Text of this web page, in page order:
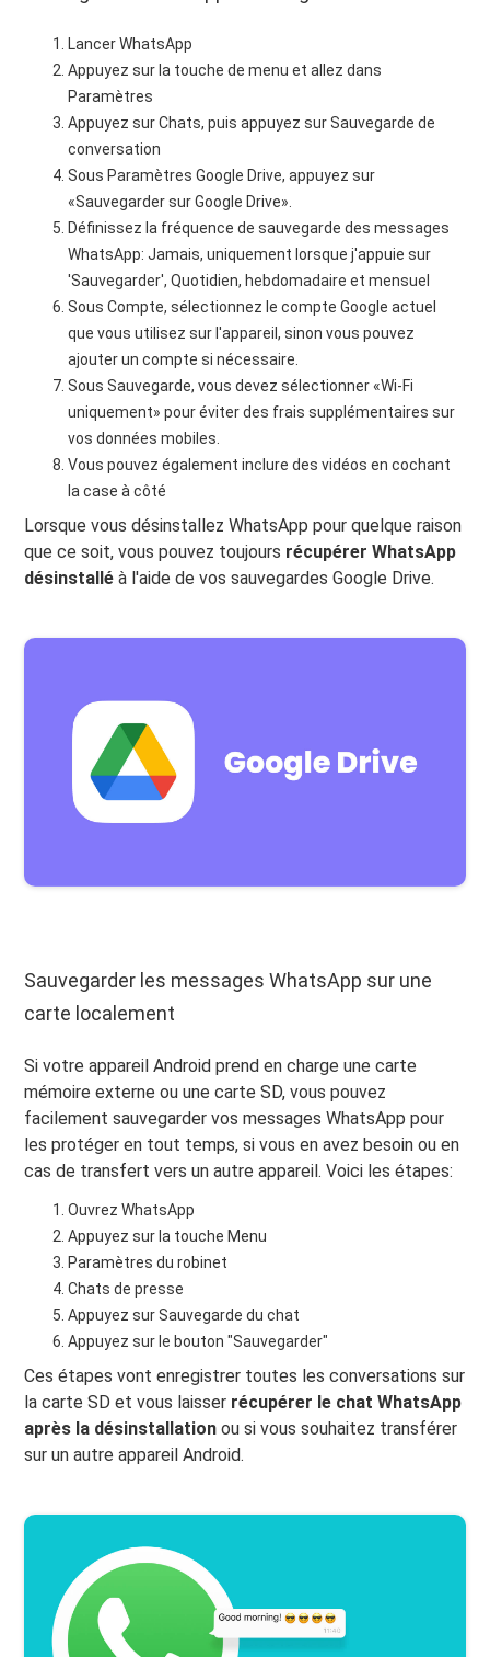
Lancer WhatsApp
Appuyez sur la touche de menu et allez dans
Paramètres
Appuyez sur Chats, puis appuyez sur Sauvegarde de
conversation
Sous Paramètres Google Drive, appuyez sur
«Sauvegarder sur Google Drive».
Définissez la fréquence de sauvegarde des messages
WhatsApp: Jamais, uniquement lorsque j'appuie sur
'Sauvegarder', Quotidien, hebdomadaire et mensuel
Sous Compte, sélectionnez le compte Google actuel
que vous utilisez sur l'appareil, sinon vous pouvez
ajouter un compte si nécessaire.
Sous Sauvegarde, vous devez sélectionner «Wi-Fi
uniquement» pour éviter des frais supplémentaires sur
vos données mobiles.
Vous pouvez également inclure des vidéos en cochant
la case à côté
Lorsque vous désinstallez WhatsApp pour quelque raison
que ce soit, vous pouvez toujours récupérer WhatsApp
désinstallé à l'aide de vos sauvegardes Google Drive.
Sauvegarder les messages WhatsApp sur une
carte localement
Si votre appareil Android prend en charge une carte
mémoire externe ou une carte SD, vous pouvez
facilement sauvegarder vos messages WhatsApp pour
les protéger en tout temps, si vous en avez besoin ou en
cas de transfert vers un autre appareil. Voici les étapes:
Ouvrez WhatsApp
Appuyez sur la touche Menu
Paramètres du robinet
Chats de presse
Appuyez sur Sauvegarde du chat
Appuyez sur le bouton "Sauvegarder"
Ces étapes vont enregistrer toutes les conversations sur
la carte SD et vous laisser récupérer le chat WhatsApp
après la désinstallation ou si vous souhaitez transférer
sur un autre appareil Android.